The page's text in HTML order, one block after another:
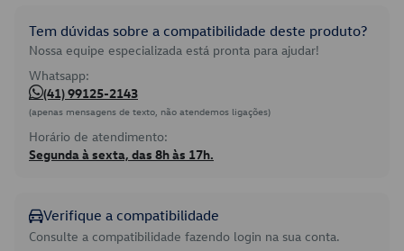
Tem dúvidas sobre a compatibilidade deste produto?
Nossa equipe especializada está pronta para ajudar!
Whatsapp:
(41) 99125-2143
(apenas mensagens de texto, não atendemos ligações)
Horário de atendimento:
Segunda à sexta, das 8h às 17h.
Verifique a compatibilidade
Consulte a compatibilidade fazendo login na sua conta.